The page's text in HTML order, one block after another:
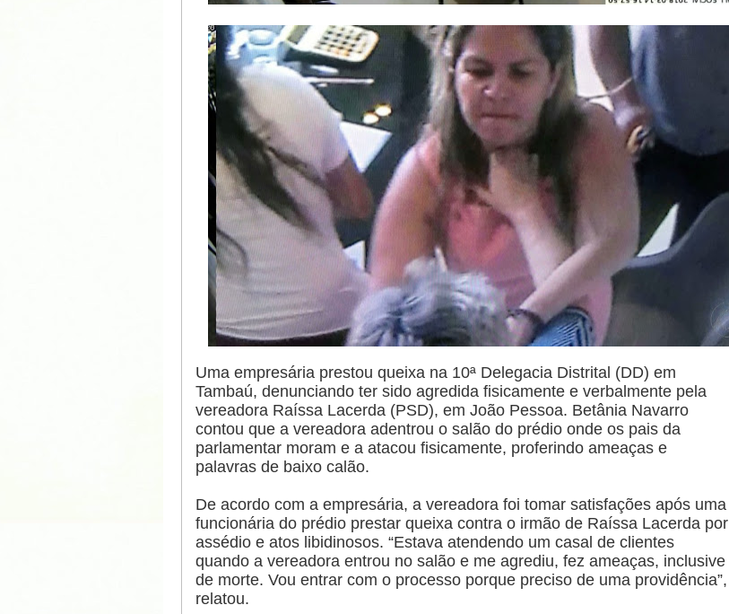
Uma empresária prestou queixa na 10ª Delegacia Distrital (DD) em
Tambaú, denunciando ter sido agredida fisicamente e verbalmente pela
vereadora Raíssa Lacerda (PSD), em João Pessoa. Betânia Navarro
contou que a vereadora adentrou o salão do prédio onde os pais da
parlamentar moram e a atacou fisicamente, proferindo ameaças e
palavras de baixo calão.
De acordo com a empresária, a vereadora foi tomar satisfações após uma
funcionária do prédio prestar queixa contra o irmão de Raíssa Lacerda por
assédio e atos libidinosos. “Estava atendendo um casal de clientes
quando a vereadora entrou no salão e me agrediu, fez ameaças, inclusive
de morte. Vou entrar com o processo porque preciso de uma providência”,
relatou.